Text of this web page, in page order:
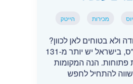
מכירות הייטק
ולא בטוחים לאן לכוון?
לפי נתוני הלמ"ס, בישראל יש יותר מ-131
הנה המקומות
להתחיל לחפש